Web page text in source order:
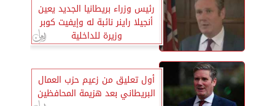
رئيس وزراء بريطانيا الجديد يعين
أنجيلا راينر نائبة له وإيفيت كوبر
وزيرة للداخلية
أول تعليق من زعيم حزب العمال
البريطاني بعد هزيمة المحافظين